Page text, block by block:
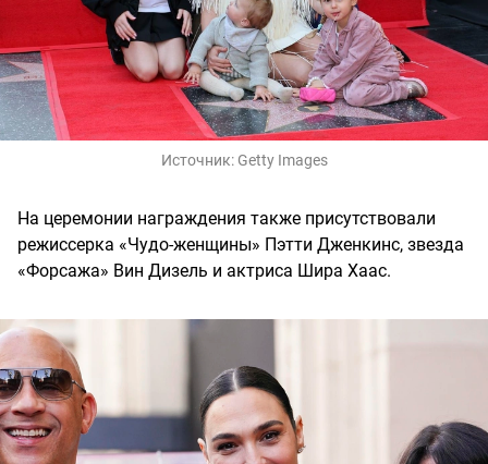
Источник: Getty Images
На церемонии награждения также присутствовали
режиссерка «Чудо-женщины» Пэтти Дженкинс, звезда
«Форсажа» Вин Дизель и актриса Шира Хаас.